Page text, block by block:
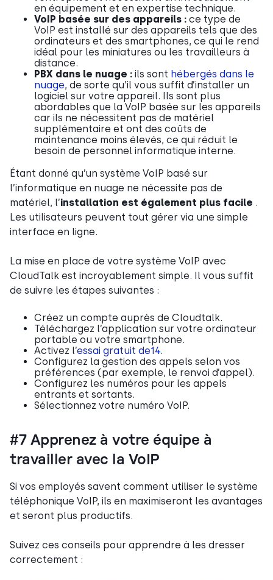
en équipement et en expertise technique.
VoIP basée sur des appareils : ce type de
VoIP est installé sur des appareils tels que des
ordinateurs et des smartphones, ce qui le rend
idéal pour les miniatures ou les travailleurs à
distance.
PBX dans le nuage : ils sont hébergés dans le
nuage, de sorte qu’il vous suffit d’installer un
logiciel sur votre appareil. Ils sont plus
abordables que la VoIP basée sur les appareils
car ils ne nécessitent pas de matériel
supplémentaire et ont des coûts de
maintenance moins élevés, ce qui réduit le
besoin de personnel informatique interne.
Étant donné qu’un système VoIP basé sur
l’informatique en nuage ne nécessite pas de
matériel, l’installation est également plus facile .
Les utilisateurs peuvent tout gérer via une simple
interface en ligne.
La mise en place de votre système VoIP avec
CloudTalk est incroyablement simple. Il vous suffit
de suivre les étapes suivantes :
Créez un compte auprès de Cloudtalk.
Téléchargez l’application sur votre ordinateur
portable ou votre smartphone.
Activez l’essai gratuit de14.
Configurez la gestion des appels selon vos
préférences (par exemple, le renvoi d’appel).
Configurez les numéros pour les appels
entrants et sortants.
Sélectionnez votre numéro VoIP.
#7 Apprenez à votre équipe à
travailler avec la VoIP
Si vos employés savent comment utiliser le système
téléphonique VoIP, ils en maximiseront les avantages
et seront plus productifs.
Suivez ces conseils pour apprendre à les dresser
correctement :